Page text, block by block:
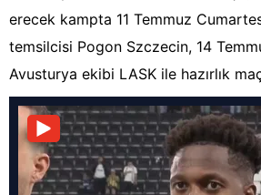
erecek kampta 11 Temmuz
temsilcisi Pogon Szczecin, 14
Avusturya ekibi LASK ile hazırlık